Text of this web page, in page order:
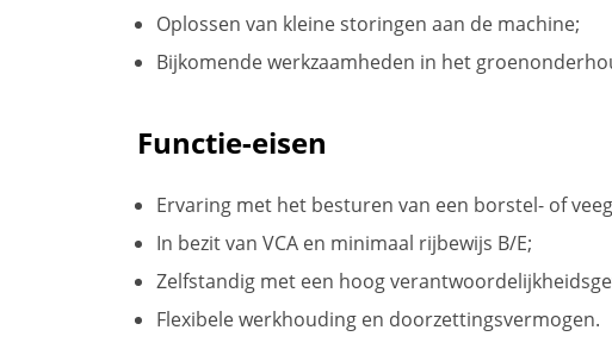
Oplossen van kleine storingen aan de machine;
Bijkomende werkzaamheden in het
Functie-eisen
Ervaring met het besturen van een borstel- of
In bezit van VCA en minimaal rijbewijs B/E;
Zelfstandig met een hoog
Flexibele werkhouding en doorzettingsvermogen.